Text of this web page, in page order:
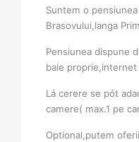
Suntem o
Brasovului,langa
Pensiunea dispune
baie
Lá cerere se pót
camere( max.1 pe
Optional,putem